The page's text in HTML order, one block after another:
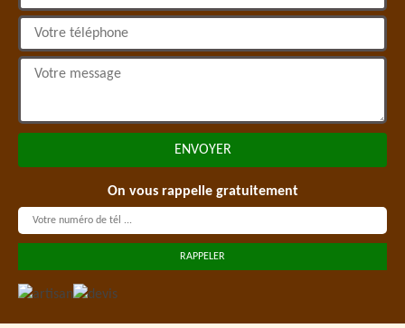
On vous rappelle gratuitement